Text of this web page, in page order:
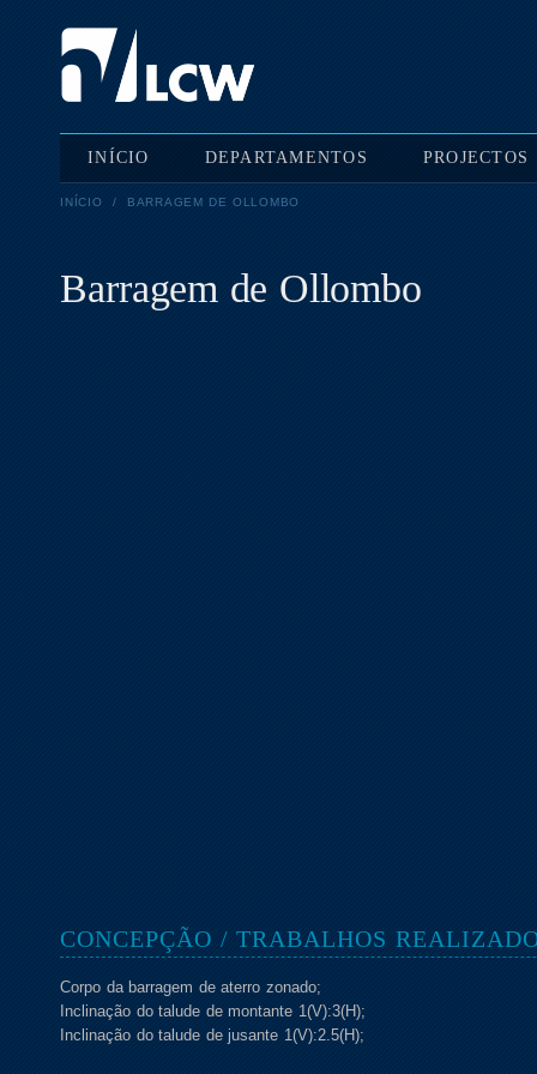
INÍCIO DEPARTAMENTOS PROJECTOS
INÍCIO / BARRAGEM DE OLLOMBO
Barragem de Ollombo
CONCEPÇÃO / TRABALHOS
Corpo da barragem de aterro zonado;
Inclinação do talude de montante 1(V):3(H);
Inclinação do talude de jusante 1(V):2.5(H);